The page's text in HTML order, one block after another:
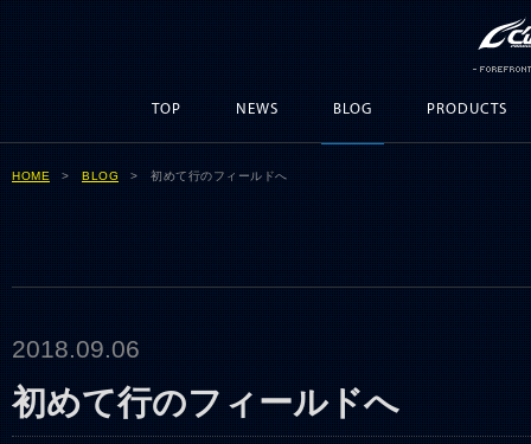
TOP NEWS BLOG PRODUCTS
HOME >BLOG > 初めて行のフィールドへ
2018.09.06
初めて行のフィールドへ